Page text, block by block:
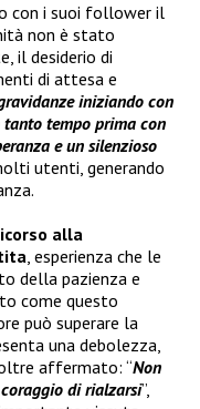
con i suoi follower il
non è stato
il desiderio di
di attesa e
iniziando con
tempo prima con
e un silenzioso
utenti, generando
alla
, esperienza che le
della pazienza e
come questo
può superare la
una debolezza,
affermato: “Non
di rialzarsi”,